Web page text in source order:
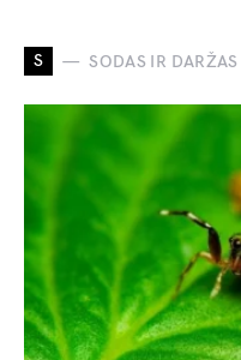
S SODAS IR DARŽAS